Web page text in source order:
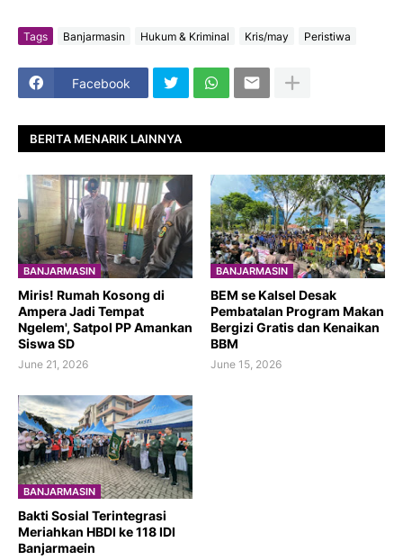
Tags Banjarmasin Hukum & Kriminal Kris/may Peristiwa
Facebook
BERITA MENARIK LAINNYA
BANJARMASIN
​Miris! Rumah Kosong di
Ampera Jadi Tempat
Ngelem', Satpol PP Amankan
Siswa SD
June 21, 2026
BANJARMASIN
BEM se Kalsel Desak
Pembatalan Program Makan
Bergizi Gratis dan Kenaikan
BBM
June 15, 2026
BANJARMASIN
Bakti Sosial Terintegrasi
Meriahkan HBDI ke 118 IDI
Banjarmaein